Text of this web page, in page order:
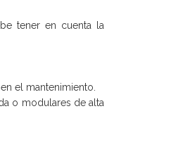
tener en cuenta la
el mantenimiento.
o modulares de alta